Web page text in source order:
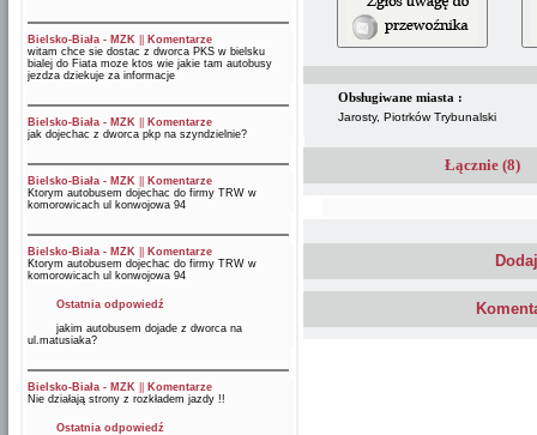
Bielsko-Biała - MZK
Komentarze
witam chce sie dostac z dworca PKS w bielsku
bialej do Fiata moze ktos wie jakie tam autobusy
jezdza dziekuje za informacje
Bielsko-Biała - MZK
Komentarze
jak dojechac z dworca pkp na szyndzielnie?
Bielsko-Biała - MZK
Komentarze
Ktorym autobusem dojechac do firmy TRW w
komorowicach ul konwojowa 94
Bielsko-Biała - MZK
Komentarze
Ktorym autobusem dojechac do firmy TRW w
komorowicach ul konwojowa 94
Ostatnia odpowiedź
jakim autobusem dojade z dworca na
ul.matusiaka?
Bielsko-Biała - MZK
Komentarze
Nie działają strony z rozkładem jazdy !!
Ostatnia odpowiedź
Obsługiwane miasta :
Jarosty, Piotrków Trybunalski
Łącznie (8)